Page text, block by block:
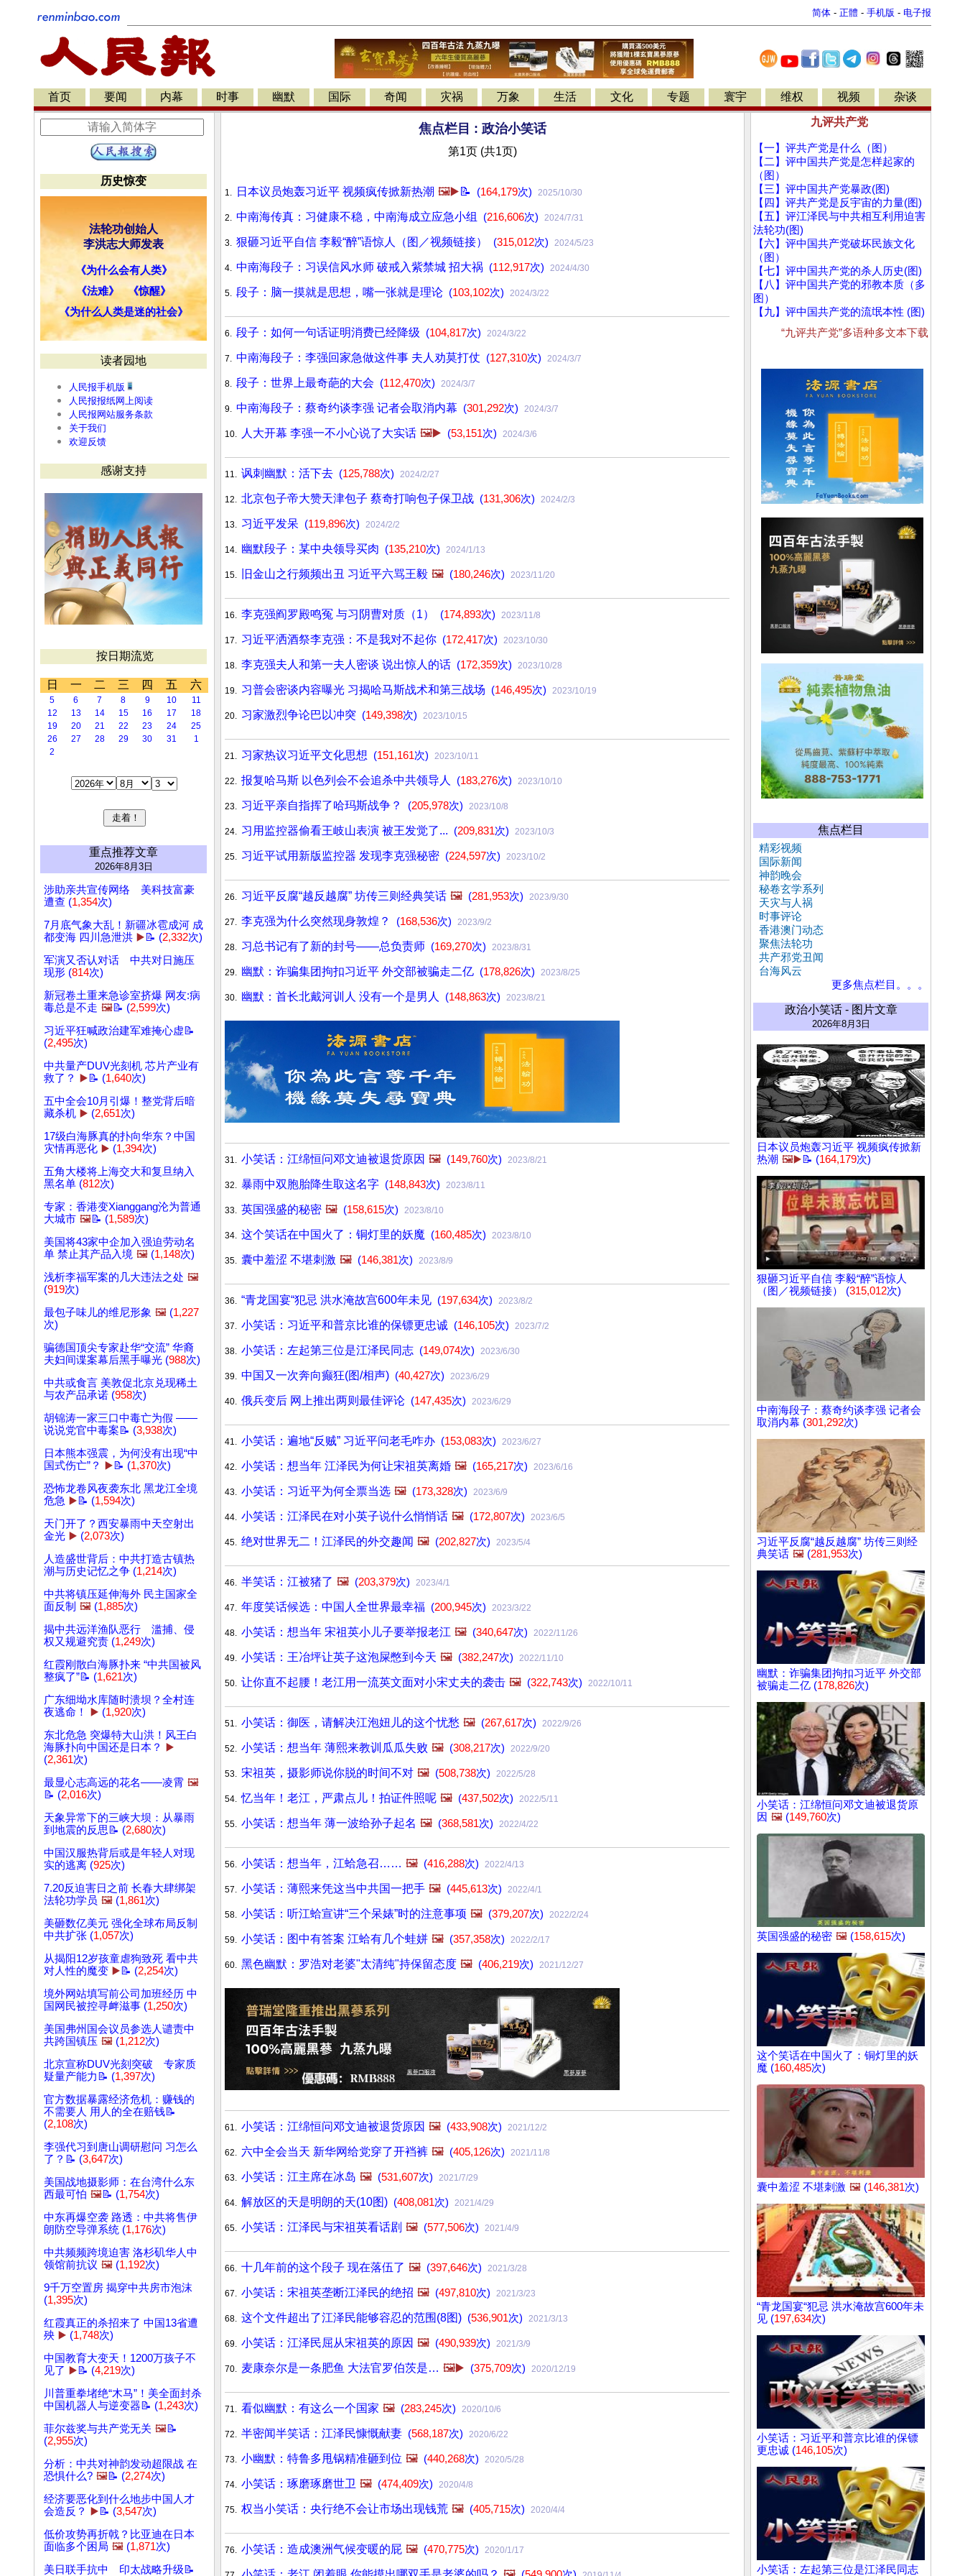
简体 - 正體 - 手机版 - 电子报
首页 要闻 内幕 时事 幽默 国际 奇闻 灾祸 万象 生活 文化 专题 寰宇 维权 视频 杂谈
历史惊变
法轮功创始人
李洪志大师发表
《为什么会有人类》
《法难》
《惊醒》
《为什么人类是迷的社会》
读者园地
人民报手机版
人民报报纸网上阅读
人民报网站服务条款
关于我们
欢迎反馈
感谢支持
按日期流览
日 一 二 三 四 五 六
5 6 7 8 9 10
11
12
13 14 15 16 17
18
19
20 21 22 23 24
25
26
27 28 29 30 31
1
2
重点推荐文章
2026年8月3日
涉助亲共宣传网络 美科技富豪
遭查 (1,354次)
7月底气象大乱！新疆冰雹成河 成
都变海 四川急泄洪 ▶️📝 (2,332次)
军演又否认对话 中共对日施压
现形 (814次)
新冠卷土重来急诊室挤爆 网友:病
毒总是不走 🖼️📝 (2,599次)
习近平狂喊政治建军难掩心虚📝
(2,495次)
中共量产DUV光刻机 芯片产业有
救了？
▶️📝 (1,640次)
五中全会10月引爆！整党背后暗
藏杀机 ▶️ (2,651次)
17级白海豚真的扑向华东？中国
灾情再恶化 ▶️ (1,394次)
五角大楼将上海交大和复旦纳入
黑名单 (812次)
专家：香港变Xianggang沦为普通
大城市 🖼️📝 (1,589次)
美国将43家中企加入强迫劳动名
单 禁止其产品入境 🖼️ (1,148次)
浅析李福军案的几大违法之处 🖼️
(919次)
最包子味儿的维尼形象 🖼️ (1,227
次)
骗德国顶尖专家赴华“交流” 华裔
夫妇间谍案幕后黑手曝光 (988次)
中共或食言 美敦促北京兑现稀土
与农产品承诺 (958次)
胡锦涛一家三口中毒亡为假 ——
说说党官中毒案📝 (3,938次)
日本熊本强震，为何没有出现“中
国式伤亡”？
▶️📝 (1,370次)
恐怖龙卷风夜袭东北 黑龙江全境
危急 ▶️📝 (1,594次)
天门开了？西安暴雨中天空射出
金光 ▶️ (2,073次)
人造盛世背后：中共打造古镇热
潮与历史记忆之争 (1,214次)
中共将镇压延伸海外 民主国家全
面反制 🖼️ (1,885次)
揭中共远洋渔队恶行 滥捕、侵
权又规避究责 (1,249次)
红霞刚散白海豚扑来 “中共国被风
整疯了”📝 (1,621次)
广东细坳水库随时溃坝？全村连
夜逃命！
▶️ (1,920次)
东北危急 突爆特大山洪！风王白
海豚扑向中国还是日本？
▶️
(2,361次)
最显心志高远的花名——凌霄 🖼️
📝 (2,016次)
天象异常下的三峡大坝：从暴雨
到地震的反思📝 (2,680次)
中国汉服热背后或是年轻人对现
实的逃离 (925次)
7.20反迫害日之前 长春大肆绑架
法轮功学员 🖼️ (1,861次)
美砸数亿美元 强化全球布局反制
中共扩张 (1,057次)
从揭阳12岁孩童虐狗致死 看中共
对人性的魔变 ▶️📝 (2,254次)
境外网站填写前公司加班经历 中
国网民被控寻衅滋事 (1,250次)
美国弗州国会议员参选人谴责中
共跨国镇压 🖼️ (1,212次)
北京宣称DUV光刻突破 专家质
疑量产能力📝 (1,397次)
官方数据暴露经济危机：赚钱的
不需要人 用人的全在赔钱📝
(2,108次)
李强代习到唐山调研慰问 习怎么
了？📝 (3,647次)
美国战地摄影师：在台湾什么东
西最可怕 🖼️📝 (1,754次)
中东再爆空袭 路透：中共将售伊
朗防空导弹系统 (1,176次)
中共频频跨境迫害 洛杉矶华人中
领馆前抗议 🖼️ (1,192次)
9千万空置房 揭穿中共房市泡沫
(1,395次)
红霞真正的杀招来了 中国13省遭
殃 ▶️ (1,748次)
中国教育大变天！1200万孩子不
见了 ▶️📝 (4,219次)
川普重拳堵绝“木马”！美全面封杀
中国机器人与逆变器📝 (1,243次)
菲尔兹奖与共产党无关 🖼️📝
(2,955次)
分析：中共对神韵发动超限战 在
恐惧什么? 🖼️📝 (2,274次)
经济要恶化到什么地步中国人才
会造反？
▶️📝 (3,547次)
低价攻势再折戟？比亚迪在日本
面临多个困局 🖼️ (1,871次)
美日联手抗中 印太战略升级📝
焦点栏目 : 政治小笑话
第1页 (共1页)
1. 日本议员炮轰习近平 视频疯传掀新热潮 🖼️▶️ 📝 (164,179次) 2025/10/30
2. 中南海传真：习健康不稳，中南海成立应急小组 (216,606次) 2024/7/31
3. 狠砸习近平自信 李毅“醉”语惊人（图／视频链接） (315,012次) 2024/5/23
4. 中南海段子：习误信风水师 破戒入紫禁城 招大祸 (112,917次) 2024/4/30
5. 段子：脑一摸就是思想，嘴一张就是理论 (103,102次) 2024/3/22
6. 段子：如何一句话证明消费已经降级 (104,817次) 2024/3/22
7. 中南海段子：李强回家急做这件事 夫人劝莫打仗 (127,310次) 2024/3/7
8. 段子：世界上最奇葩的大会 (112,470次) 2024/3/7
9. 中南海段子：蔡奇约谈李强 记者会取消内幕 (301,292次) 2024/3/7
10. 人大开幕 李强一不小心说了大实话 🖼️▶️ (53,151次) 2024/3/6
11. 讽刺幽默：活下去 (125,788次) 2024/2/27
12. 北京包子帝大赞天津包子 蔡奇打响包子保卫战 (131,306次) 2024/2/3
13. 习近平发呆 (119,896次) 2024/2/2
14. 幽默段子：某中央领导买肉 (135,210次) 2024/1/13
15. 旧金山之行频频出丑 习近平六骂王毅 🖼️ (180,246次) 2023/11/20
16. 李克强阎罗殿鸣冤 与习阴曹对质（1） (174,893次) 2023/11/8
17. 习近平洒酒祭李克强：不是我对不起你 (172,417次) 2023/10/30
18. 李克强夫人和第一夫人密谈 说出惊人的话 (172,359次) 2023/10/28
19. 习普会密谈内容曝光 习揭哈马斯战术和第三战场 (146,495次) 2023/10/19
20. 习家激烈争论巴以冲突 (149,398次) 2023/10/15
21. 习家热议习近平文化思想 (151,161次) 2023/10/11
22. 报复哈马斯 以色列会不会追杀中共领导人 (183,276次) 2023/10/10
23. 习近平亲自指挥了哈玛斯战争？ (205,978次) 2023/10/8
24. 习用监控器偷看王岐山表演 被王发觉了... (209,831次) 2023/10/3
25. 习近平试用新版监控器 发现李克强秘密 (224,597次) 2023/10/2
26. 习近平反腐“越反越腐” 坊传三则经典笑话 🖼️ (281,953次) 2023/9/30
27. 李克强为什么突然现身敦煌？ (168,536次) 2023/9/2
28. 习总书记有了新的封号——总负责师 (169,270次) 2023/8/31
29. 幽默：诈骗集团拘扣习近平 外交部被骗走二亿 (178,826次) 2023/8/25
30. 幽默：首长北戴河训人 没有一个是男人 (148,863次) 2023/8/21
31. 小笑话：江绵恒问邓文迪被退货原因 🖼️ (149,760次) 2023/8/21
32. 暴雨中双胞胎降生取这名字 (148,843次) 2023/8/11
33. 英国强盛的秘密 🖼️ (158,615次) 2023/8/10
34. 这个笑话在中国火了：铜灯里的妖魔 (160,485次) 2023/8/10
35. 囊中羞涩 不堪刺激 🖼️ (146,381次) 2023/8/9
36. “青龙国宴“犯忌 洪水淹故宫600年未见 (197,634次) 2023/8/2
37. 小笑话：习近平和普京比谁的保镖更忠诚 (146,105次) 2023/7/2
38. 小笑话：左起第三位是江泽民同志 (149,074次) 2023/6/30
39. 中国又一次奔向癫狂(图/相声) (40,427次) 2023/6/29
40. 俄兵变后 网上推出两则最佳评论 (147,435次) 2023/6/29
41. 小笑话：遍地“反贼” 习近平问老毛咋办 (153,083次) 2023/6/27
42. 小笑话：想当年 江泽民为何让宋祖英离婚 🖼️ (165,217次) 2023/6/16
43. 小笑话：习近平为何全票当选 🖼️ (173,328次) 2023/6/9
44. 小笑话：江泽民在对小英子说什么悄悄话 🖼️ (172,807次) 2023/6/5
45. 绝对世界无二！江泽民的外交趣闻 🖼️ (202,827次) 2023/5/4
46. 半笑话：江被猪了 🖼️ (203,379次) 2023/4/1
47. 年度笑话候选：中国人全世界最幸福 (200,945次) 2023/3/22
48. 小笑话：想当年 宋祖英小儿子要举报老江 🖼️ (340,647次) 2022/11/26
49. 小笑话：王冶坪让英子这泡屎憋到今天 🖼️ (382,247次) 2022/11/10
50. 让你直不起腰！老江用一流英文面对小宋丈夫的袭击 🖼️ (322,743次) 2022/10/11
51. 小笑话：御医，请解决江泡妞儿的这个忧愁 🖼️ (267,617次) 2022/9/26
52. 小笑话：想当年 薄熙来教训瓜瓜失败 🖼️ (308,217次) 2022/9/20
53. 宋祖英，摄影师说你脱的时间不对 🖼️ (508,738次) 2022/5/28
54.忆当年！老江，严肃点儿！拍证件照呢 🖼️ (437,502次) 2022/5/11
55. 小笑话：想当年 薄一波给孙子起名 🖼️ (368,581次) 2022/4/22
56. 小笑话：想当年，江蛤急召…… 🖼️ (416,288次) 2022/4/13
57. 小笑话：薄熙来凭这当中共国一把手 🖼️ (445,613次) 2022/4/1
58. 小笑话：听江蛤宣讲“三个呆婊”时的注意事项 🖼️ (379,207次) 2022/2/24
59. 小笑话：图中有答案 江蛤有几个蛙姘 🖼️ (357,358次) 2022/2/17
60. 黑色幽默：罗浩对老婆"太清纯"持保留态度 🖼️ (406,219次) 2021/12/27
61. 小笑话：江绵恒问邓文迪被退货原因 🖼️ (433,908次) 2021/12/2
62. 六中全会当天 新华网给党穿了开裆裤 🖼️ (405,126次) 2021/11/8
63. 小笑话：江主席在冰岛 🖼️ (531,607次) 2021/7/29
64. 解放区的天是明朗的天(10图) (408,081次) 2021/4/29
65. 小笑话：江泽民与宋祖英看话剧 🖼️ (577,506次) 2021/4/9
66. 十几年前的这个段子 现在落伍了 🖼️ (397,646次) 2021/3/28
67. 小笑话：宋祖英垄断江泽民的绝招 🖼️ (497,810次) 2021/3/23
68. 这个文件超出了江泽民能够容忍的范围(8图) (536,901次) 2021/3/13
69. 小笑话：江泽民屈从宋祖英的原因 🖼️ (490,939次) 2021/3/9
70. 麦康奈尔是一条肥鱼 大法官罗伯茨是… 🖼️▶️ (375,709次) 2020/12/19
71. 看似幽默：有这么一个国家 🖼️ (283,245次) 2020/10/6
72. 半密闻半笑话：江泽民慷慨献妻 (568,187次) 2020/6/22
73. 小幽默：特鲁多甩锅精准砸到位 🖼️ (440,268次) 2020/5/28
74. 小笑话：琢磨琢磨世卫 🖼️ (474,409次) 2020/4/8
75. 权当小笑话：央行绝不会让市场出现钱荒 🖼️ (405,715次) 2020/4/4
76. 小笑话：造成澳洲气候变暖的屁 🖼️ (470,775次) 2020/1/17
九评共产党
【一】评共产党是什么（图）
【二】评中国共产党是怎样起家的
（图）
【三】评中国共产党暴政(图)
【四】评共产党是反宇宙的力量(图)
【五】评江泽民与中共相互利用迫害
法轮功(图)
【六】评中国共产党破坏民族文化
（图）
【七】评中国共产党的杀人历史(图)
【八】评中国共产党的邪教本质（多
图）
【九】评中国共产党的流氓本性 (图)
“九评共产党”多语种多文本下载
焦点栏目
精彩视频
国际新闻
神韵晚会
秘卷玄学系列
天灾与人祸
时事评论
香港澳门动态
聚焦法轮功
共产邪党丑闻
台海风云
更多焦点栏目。。。
政治小笑话 - 图片文章
2026年8月3日
日本议员炮轰习近平 视频疯传掀新
热潮 🖼️▶️📝 (164,179次)
狠砸习近平自信 李毅“醉”语惊人
（图／视频链接） (315,012次)
中南海段子：蔡奇约谈李强 记者会
取消内幕 (301,292次)
习近平反腐“越反越腐” 坊传三则经
典笑话 🖼️ (281,953次)
幽默：诈骗集团拘扣习近平 外交部
被骗走二亿 (178,826次)
小笑话：江绵恒问邓文迪被退货原
因 🖼️ (149,760次)
英国强盛的秘密 🖼️ (158,615次)
这个笑话在中国火了：铜灯里的妖
魔 (160,485次)
囊中羞涩 不堪刺激 🖼️ (146,381次)
“青龙国宴“犯忌 洪水淹故宫600年未
见 (197,634次)
小笑话：习近平和普京比谁的保镖
更忠诚 (146,105次)
小笑话：左起第三位是江泽民同志